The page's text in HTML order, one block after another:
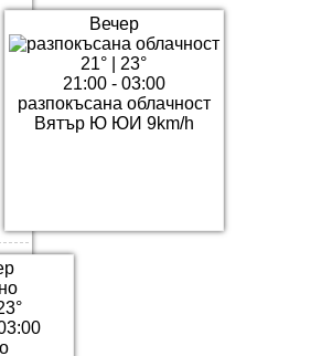
Вечер
21°
23°
21:00 - 03:00
разпокъсана облачност
Вятър Ю ЮИ 9km/h